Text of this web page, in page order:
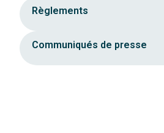
Règlements
Communiqués de presse